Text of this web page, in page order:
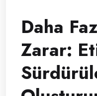
Daha
Zarar: